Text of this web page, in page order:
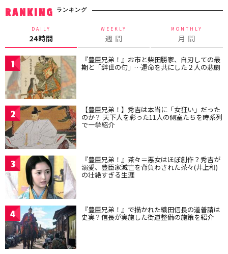
RANKING ランキング
DAILY
24時間
WEEKLY
週 間
MONTHLY
月 間
1 『豊臣兄弟！』お市と柴田勝家、自刃しての最
期と「辞世の句」…運命を共にした２人の悲劇
2 【豊臣兄弟！】秀吉は本当に「女狂い」だった
のか？ 天下人を彩った11人の側室たちを時系列
で一挙紹介
3 『豊臣兄弟！』茶々＝悪女はほぼ創作？秀吉が
溺愛、豊臣家滅亡を背負わされた茶々(井上和)
の壮絶すぎる生涯
4 『豊臣兄弟！』で描かれた織田信長の道普請は
史実？信長が実施した街道整備の施策を紹介